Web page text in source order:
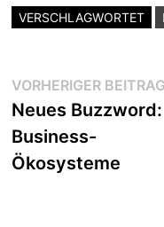
VERSCHLAGWORTET
VORHERIGER BEITRAG
Neues Buzzword:
Business-
Ökosysteme